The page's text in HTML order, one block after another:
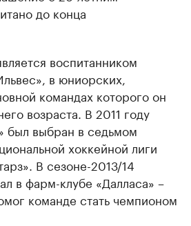
до конца
воспитанником
в юниорских,
командах которого он
возраста. В 2011 году
был выбран в седьмом
хоккейной лиги
В сезоне-2013/14
в фарм-клубе «Далласа» –
команде стать чемпионом